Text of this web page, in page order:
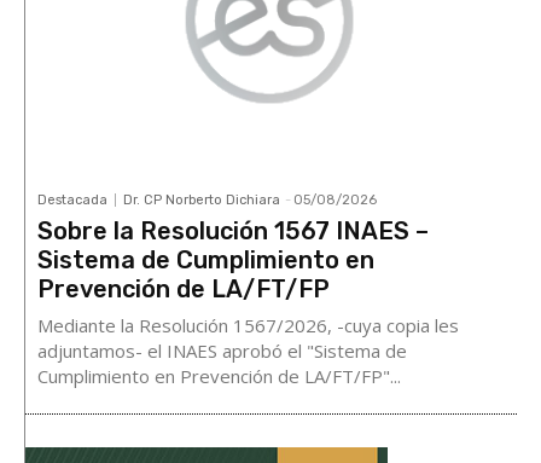
Destacada Dr. CP Norberto Dichiara - 05/08/2026
Sobre la Resolución 1567 INAES –
Sistema de Cumplimiento en
Prevención de LA/FT/FP
Mediante la Resolución 1567/2026, -cuya copia les
adjuntamos- el INAES aprobó el "Sistema de
Cumplimiento en Prevención de LA/FT/FP"...